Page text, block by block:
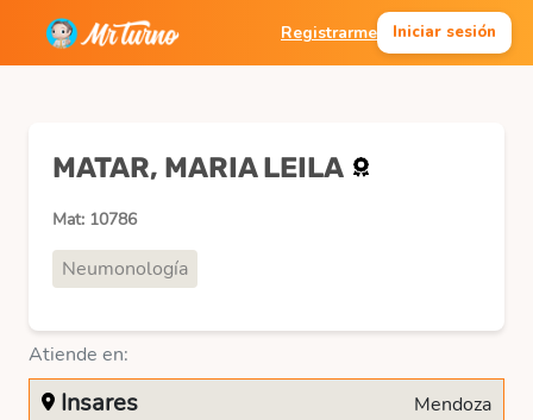
Registrarme Iniciar sesión
MATAR, MARIA LEILA
Mat: 10786
Neumonología
Atiende en:
Insares Mendoza